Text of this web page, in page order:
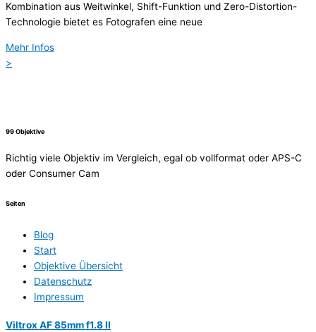
Kombination aus Weitwinkel, Shift-Funktion und Zero-Distortion-
Technologie bietet es Fotografen eine neue
Mehr Infos
>
99 Objektive
Richtig viele Objektiv im Vergleich, egal ob vollformat oder APS-C
oder Consumer Cam
Seiten
Blog
Start
Objektive Übersicht
Datenschutz
Impressum
Viltrox AF 85mm f1.8 II